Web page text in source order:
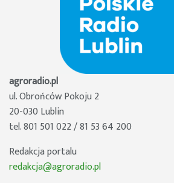
agroradio.pl
ul. Obrońców Pokoju 2
20-030 Lublin
tel. 801 501 022 / 81 53 64 200
Redakcja portalu
redakcja@agroradio.pl